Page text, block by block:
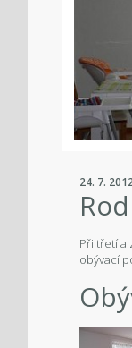
24. 7.
Při třetí a
obývací